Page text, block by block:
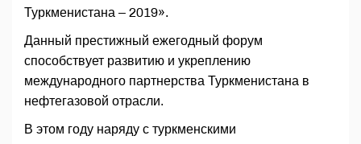
Туркменистана – 2019».
Данный престижный ежегодный форум
способствует развитию и укреплению
международного партнерства Туркменистана в
нефтегазовой отрасли.
В этом году наряду с туркменскими